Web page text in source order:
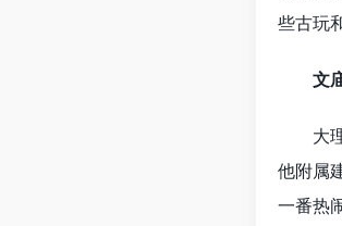
些古玩
文
大理
他附属
一番热